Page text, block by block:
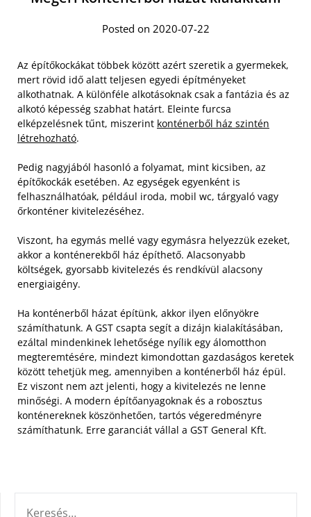
Posted on 2020-07-22
Az építőkockákat többek között azért szeretik a gyermekek,
mert rövid idő alatt teljesen egyedi építményeket
alkothatnak. A különféle alkotásoknak csak a fantázia és az
alkotó képesség szabhat határt. Eleinte furcsa
elképzelésnek tűnt, miszerint konténerből ház szintén
létrehozható.
Pedig nagyjából hasonló a folyamat, mint kicsiben, az
építőkockák esetében. Az egységek egyenként is
felhasználhatóak, például iroda, mobil wc, tárgyaló vagy
őrkonténer kivitelezéséhez.
Viszont, ha egymás mellé vagy egymásra helyezzük ezeket,
akkor a konténerekből ház építhető. Alacsonyabb
költségek, gyorsabb kivitelezés és rendkívül alacsony
energiaigény.
Ha konténerből házat építünk, akkor ilyen előnyökre
számíthatunk. A GST csapta segít a dizájn kialakításában,
ezáltal mindenkinek lehetősége nyílik egy álomotthon
megteremtésére, mindezt kimondottan gazdaságos keretek
között tehetjük meg, amennyiben a konténerből ház épül.
Ez viszont nem azt jelenti, hogy a kivitelezés ne lenne
minőségi. A modern építőanyagoknak és a robosztus
konténereknek köszönhetően, tartós végeredményre
számíthatunk. Erre garanciát vállal a GST General Kft.